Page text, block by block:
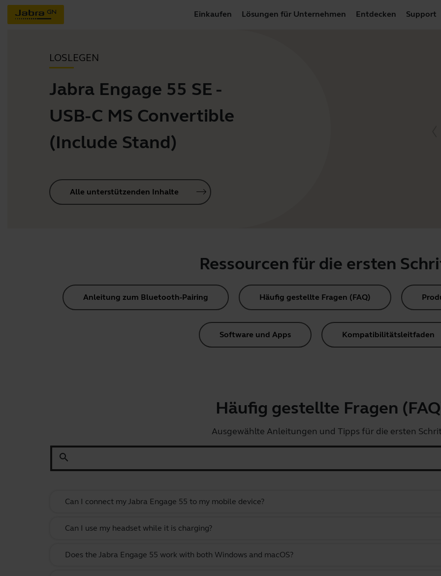
Einkaufen Lösungen für Unternehmen Entdecken Support
LOSLEGEN
Jabra Engage 55 SE -
USB-C MS Convertible
(Include Stand)
Alle unterstützenden Inhalte
Ressourcen für die ersten
Anleitung zum Bluetooth-Pairing Häufig gestellte Fragen (FAQ)
Software und Apps Kompatibilitätsleitfaden
Häufig gestellte Fragen
Ausgewählte Anleitungen und Tipps für die ersten
search
Can I connect my Jabra Engage 55 to my mobile device?
Can I use my headset while it is charging?
Does the Jabra Engage 55 work with both Windows and macOS?